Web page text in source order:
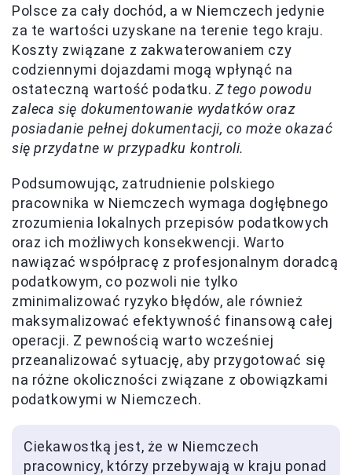
Polsce za cały dochód, a w Niemczech jedynie
za te wartości uzyskane na terenie tego kraju.
Koszty związane z zakwaterowaniem czy
codziennymi dojazdami mogą wpłynąć na
ostateczną wartość podatku. Z tego powodu
zaleca się dokumentowanie wydatków oraz
posiadanie pełnej dokumentacji, co może okazać
się przydatne w przypadku kontroli.
Podsumowując, zatrudnienie polskiego
pracownika w Niemczech wymaga dogłębnego
zrozumienia lokalnych przepisów podatkowych
oraz ich możliwych konsekwencji. Warto
nawiązać współpracę z profesjonalnym doradcą
podatkowym, co pozwoli nie tylko
zminimalizować ryzyko błędów, ale również
maksymalizować efektywność finansową całej
operacji. Z pewnością warto wcześniej
przeanalizować sytuację, aby przygotować się
na różne okoliczności związane z obowiązkami
podatkowymi w Niemczech.
Ciekawostką jest, że w Niemczech
pracownicy, którzy przebywają w kraju ponad